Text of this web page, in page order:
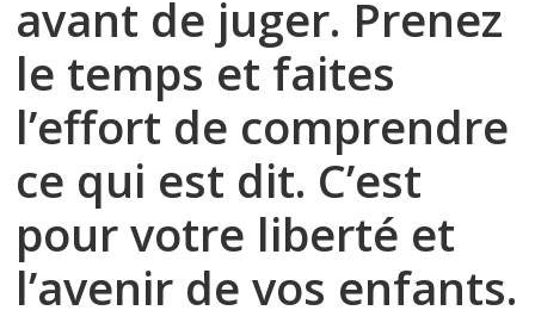
avant de juger. Prenez
le temps et faites
l’effort de comprendre
ce qui est dit. C’est
pour votre liberté et
l’avenir de vos enfants.